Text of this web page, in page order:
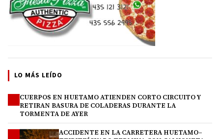
LO MÁS LEÍDO
CUERPOS EN HUETAMO ATIENDEN CORTO CIRCUITO Y
RETIRAN BASURA DE COLADERAS DURANTE LA
TORMENTA DE AYER
ACCIDENTE EN LA CARRETERA HUETAMO–